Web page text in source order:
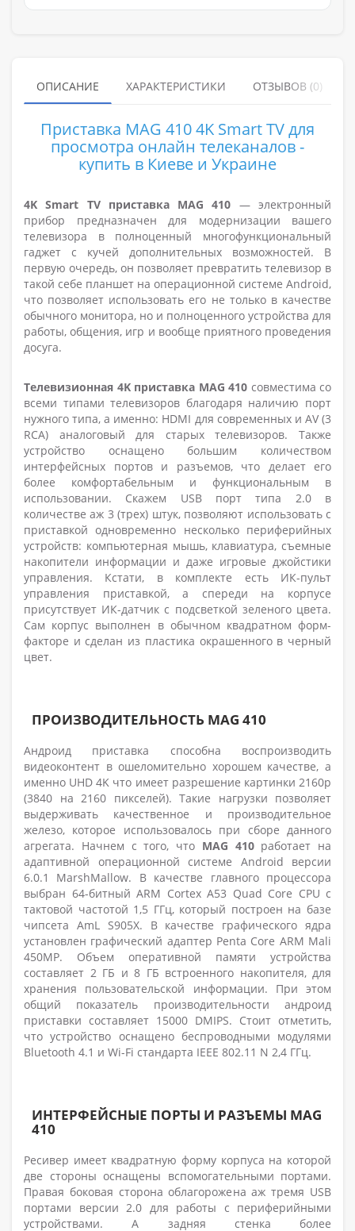
ОПИСАНИЕ ХАРАКТЕРИСТИКИ ОТЗЫВОВ (0)
Приставка MAG 410 4K Smart TV для
просмотра онлайн телеканалов -
купить в Киеве и Украине
4K Smart TV приставка MAG 410 — электронный
прибор предназначен для модернизации вашего
телевизора в полноценный многофункциональный
гаджет с кучей дополнительных возможностей. В
первую очередь, он позволяет превратить телевизор в
такой себе планшет на операционной системе Android,
что позволяет использовать его не только в качестве
обычного монитора, но и полноценного устройства для
работы, общения, игр и вообще приятного проведения
досуга.
Телевизионная 4K приставка MAG 410 совместима со
всеми типами телевизоров благодаря наличию порт
нужного типа, а именно: HDMI для современных и AV (3
RCA) аналоговый для старых телевизоров. Также
устройство оснащено большим количеством
интерфейсных портов и разъемов, что делает его
более комфортабельным и функциональным в
использовании. Скажем USB порт типа 2.0 в
количестве аж 3 (трех) штук, позволяют использовать с
приставкой одновременно несколько периферийных
устройств: компьютерная мышь, клавиатура, съемные
накопители информации и даже игровые джойстики
управления. Кстати, в комплекте есть ИК-пульт
управления приставкой, а спереди на корпусе
присутствует ИК-датчик с подсветкой зеленого цвета.
Сам корпус выполнен в обычном квадратном форм-
факторе и сделан из пластика окрашенного в черный
цвет.
ПРОИЗВОДИТЕЛЬНОСТЬ MAG 410
Андроид приставка способна воспроизводить
видеоконтент в ошеломительно хорошем качестве, а
именно UHD 4K что имеет разрешение картинки 2160p
(3840 на 2160 пикселей). Такие нагрузки позволяет
выдерживать качественное и производительное
железо, которое использовалось при сборе данного
агрегата. Начнем с того, что MAG 410 работает на
адаптивной операционной системе Android версии
6.0.1 MarshMallow. В качестве главного процессора
выбран 64-битный ARM Cortex A53 Quad Core CPU с
тактовой частотой 1,5 ГГц, который построен на базе
чипсета AmL S905X. В качестве графического ядра
установлен графический адаптер Penta Core ARM Mali
450MP. Объем оперативной памяти устройства
составляет 2 ГБ и 8 ГБ встроенного накопителя, для
хранения пользовательской информации. При этом
общий показатель производительности андроид
приставки составляет 15000 DMIPS. Стоит отметить,
что устройство оснащено беспроводными модулями
Bluetooth 4.1 и Wi-Fi стандарта IEEE 802.11 N 2,4 ГГц.
ИНТЕРФЕЙСНЫЕ ПОРТЫ И РАЗЪЕМЫ MAG
410
Ресивер имеет квадратную форму корпуса на которой
две стороны оснащены вспомогательными портами.
Правая боковая сторона облагорожена аж тремя USB
портами версии 2.0 для работы с периферийными
устройствами. А задняя стенка более